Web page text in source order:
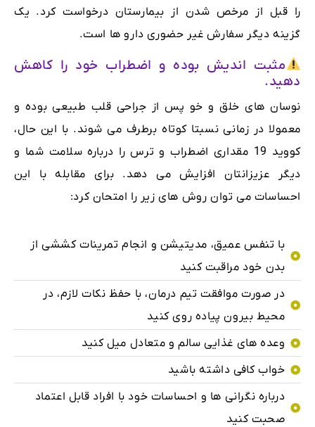
را قبل از مرخص شدن از بیمارستان درخواست کرد. یک
گزینه دیگر سفارش غیر حضوری دارو ها است.
مثبت اندیش بوده و اضطراب خود را کاهش
دهید.
نوسان های خلق و خو پس از جراحی قلب طبیعی بوده و
معمولا در زمانی نسبتا کوتاه برطرف می شوند. با این حال،
کووید 19 مقداری اضطراب و ترس را درباره سلامت شما و
دیگر عزیزانتان افزایش می دهد. برای مقابله با این
احساسات می توان روش های زیر را امتحان کرد:
با تنفس عمیق، مدیتیشن و انجام تمرینات کششی از
بدن خود مراقبت کنید
در صورت موافقت تیم درمان، با حفظ نکات لازم، در
محیط بیرون پیاده روی کنید
وعده های غذایی سالم و متعادل میل کنید
خواب کافی داشته باشید
درباره نگرانی ها و احساسات خود با افراد قابل اعتماد
صحبت کنید